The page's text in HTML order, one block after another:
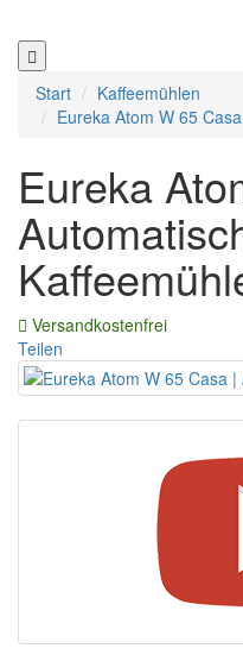
Start
Kaffeemühlen
Eureka Atom W 65
Eureka
Versandkostenfrei
Teilen